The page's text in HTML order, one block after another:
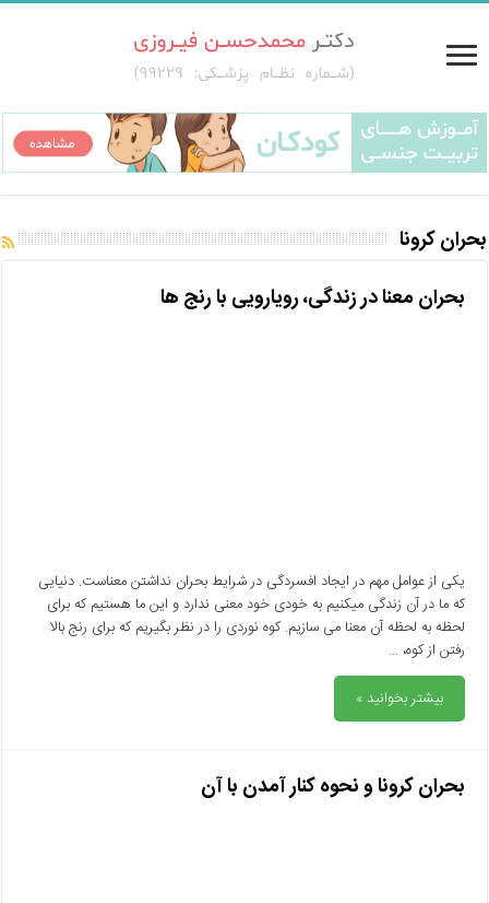
بحران کرونا
بحران معنا در زندگی، رویارویی با رنج ها
یکی از عوامل مهم در ایجاد افسردگی در شرایط بحران نداشتن معناست. دنیایی
که ما در آن زندگی میکنیم به خودی خود معنی ندارد و این ما هستیم که برای
لحظه به لحظه آن معنا می سازیم. کوه نوردی را در نظر بگیریم که برای رنج بالا
رفتن از کوه، …
بیشتر بخوانید »
بحران کرونا و نحوه کنار آمدن با آن